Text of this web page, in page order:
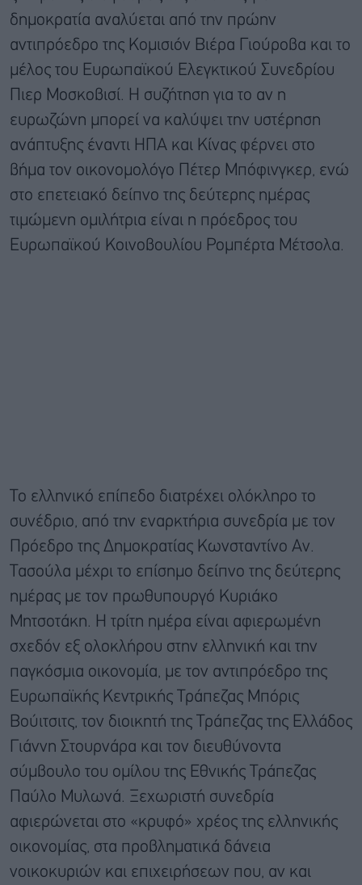
δημοκρατία αναλύεται από την πρώην
αντιπρόεδρο της Κομισιόν Βιέρα Γιούροβα και το
μέλος του Ευρωπαϊκού Ελεγκτικού Συνεδρίου
Πιερ Μοσκοβισί. Η συζήτηση για το αν η
ευρωζώνη μπορεί να καλύψει την υστέρηση
ανάπτυξης έναντι ΗΠΑ και Κίνας φέρνει στο
βήμα τον οικονομολόγο Πέτερ Μπόφινγκερ, ενώ
στο επετειακό δείπνο της δεύτερης ημέρας
τιμώμενη ομιλήτρια είναι η πρόεδρος του
Ευρωπαϊκού Κοινοβουλίου Ρομπέρτα Μέτσολα.
Το ελληνικό επίπεδο διατρέχει ολόκληρο το
συνέδριο, από την εναρκτήρια συνεδρία με τον
Πρόεδρο της Δημοκρατίας Κωνσταντίνο Αν.
Τασούλα μέχρι το επίσημο δείπνο της δεύτερης
ημέρας με τον πρωθυπουργό Κυριάκο
Μητσοτάκη. Η τρίτη ημέρα είναι αφιερωμένη
σχεδόν εξ ολοκλήρου στην ελληνική και την
παγκόσμια οικονομία, με τον αντιπρόεδρο της
Ευρωπαϊκής Κεντρικής Τράπεζας Μπόρις
Βούιτσιτς, τον διοικητή της Τράπεζας της Ελλάδος
Γιάννη Στουρνάρα και τον διευθύνοντα
σύμβουλο του ομίλου της Εθνικής Τράπεζας
Παύλο Μυλωνά. Ξεχωριστή συνεδρία
αφιερώνεται στο «κρυφό» χρέος της ελληνικής
οικονομίας, στα προβληματικά δάνεια
νοικοκυριών και επιχειρήσεων που, αν και